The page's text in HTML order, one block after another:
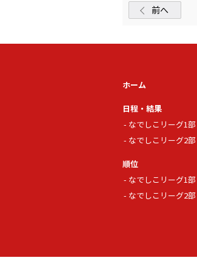
前へ
ホーム
日程・結果
なでしこリーグ1部
なでしこリーグ2部
順位
なでしこリーグ1部
なでしこリーグ2部